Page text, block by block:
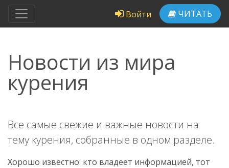
Войти ЧИТАТЬ
Новости из мира
курения
Все самые свежие и важные новости на
тему курения, собранные в одном разделе.
Хорошо известно: кто владеет информацией, тот